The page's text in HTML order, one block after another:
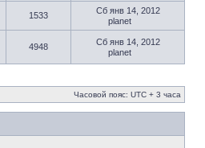
1533
Сб янв 14, 2012
planet
4948
Сб янв 14, 2012
planet
Часовой пояс: UTC + 3 часа